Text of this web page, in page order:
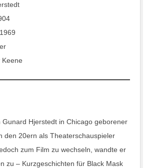
Keene
Gunard Hjerstedt in Chicago geborener
den 20ern als Theaterschauspieler
zum Film zu wechseln, wandte er
zu – Kurzgeschichten für Black Mask